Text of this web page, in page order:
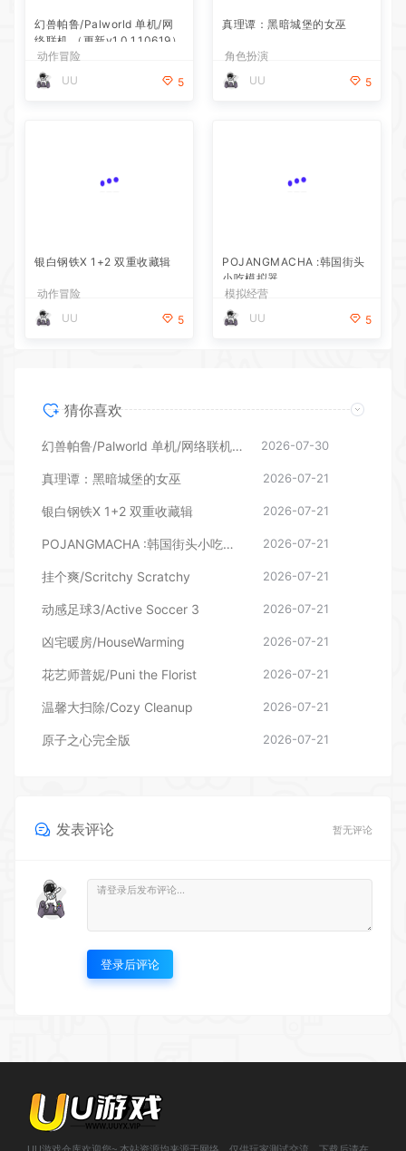
幻兽帕鲁/Palworld 单机/网
络联机 （更新v1.0.1.10619）
动作冒险
UU
5
真理谭：黑暗城堡的女巫
角色扮演
UU
5
银白钢铁X 1+2 双重收藏辑
动作冒险
UU
5
POJANGMACHA :韩国街头
小吃模拟器
模拟经营
UU
5
猜你喜欢
幻兽帕鲁/Palworld 单机/网络联机 （更新v1.0.1.10619） 2026-07-30
真理谭：黑暗城堡的女巫 2026-07-21
银白钢铁X 1+2 双重收藏辑 2026-07-21
POJANGMACHA :韩国街头小吃模拟器 2026-07-21
挂个爽/Scritchy Scratchy 2026-07-21
动感足球3/Active Soccer 3 2026-07-21
凶宅暖房/HouseWarming 2026-07-21
花艺师普妮/Puni the Florist 2026-07-21
温馨大扫除/Cozy Cleanup 2026-07-21
原子之心完全版 2026-07-21
发表评论 暂无评论
登录后评论